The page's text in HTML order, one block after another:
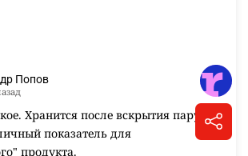
Попов
Хранится после вскрытия пару
показатель для
продукта.